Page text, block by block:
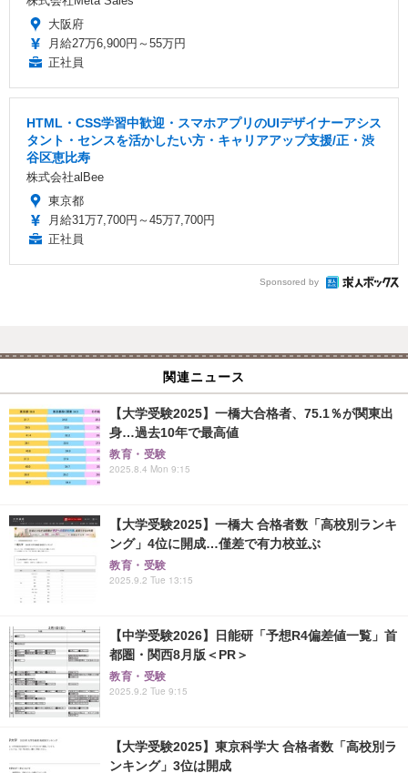
大阪府
月給27万6,900円～55万円
正社員
HTML・CSS学習中歓迎・スマホアプリのUIデザイナーアシス
タント・センスを活かしたい方・キャリアアップ支援/正・渋
谷区恵比寿
株式会社alBee
東京都
月給31万7,700円～45万7,700円
正社員
Sponsored by
関連ニュース
【大学受験2025】一橋大合格者、75.1％が関東出
身…過去10年で最高値
教育・受験
2025.8.4 Mon 9:15
【大学受験2025】一橋大 合格者数「高校別ランキ
ング」4位に開成…僅差で有力校並ぶ
教育・受験
2025.9.2 Tue 13:15
【中学受験2026】日能研「予想R4偏差値一覧」首
都圏・関西8月版＜PR＞
教育・受験
2025.9.2 Tue 9:15
【大学受験2025】東京科学大 合格者数「高校別ラ
ンキング」3位は開成